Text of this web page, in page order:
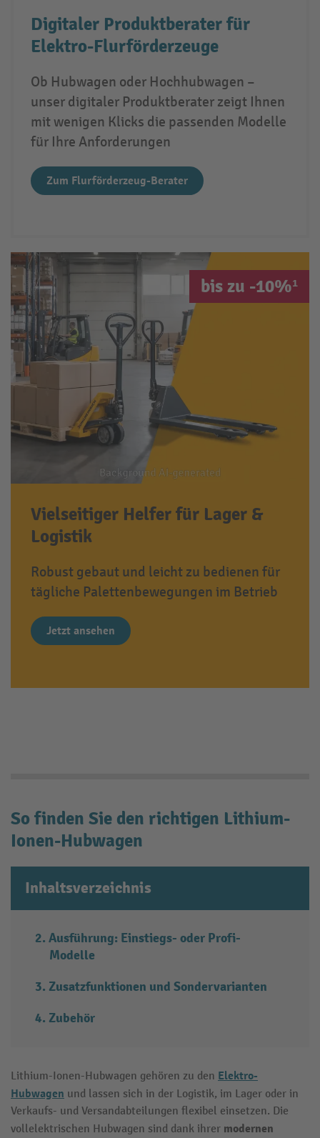
Digitaler Produktberater für
Elektro-Flurförderzeuge
Ob Hubwagen oder Hochhubwagen –
unser digitaler Produktberater zeigt Ihnen
mit wenigen Klicks die passenden Modelle
für Ihre Anforderungen
Zum Flurförderzeug-Berater
bis zu -10%¹
Vielseitiger Helfer für Lager &
Logistik
Robust gebaut und leicht zu bedienen für
tägliche Palettenbewegungen im Betrieb
Jetzt ansehen
So finden Sie den richtigen Lithium-
Ionen-Hubwagen
Inhaltsverzeichnis
Ausführung: Einstiegs- oder Profi-
Modelle
Zusatzfunktionen und Sondervarianten
Zubehör
Lithium-Ionen-Hubwagen gehören zu den Elektro-
Hubwagen und lassen sich in der Logistik, im Lager oder in
Verkaufs- und Versandabteilungen flexibel einsetzen. Die
vollelektrischen Hubwagen sind dank ihrer modernen